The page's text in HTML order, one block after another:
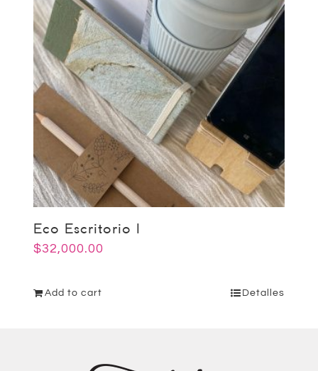
Eco Escritorio I
$32,000.00
Add to cart Detalles